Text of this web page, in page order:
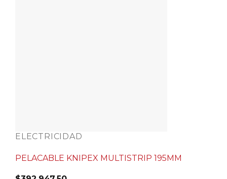
ELECTRICIDAD
PELACABLE KNIPEX MULTISTRIP 195MM